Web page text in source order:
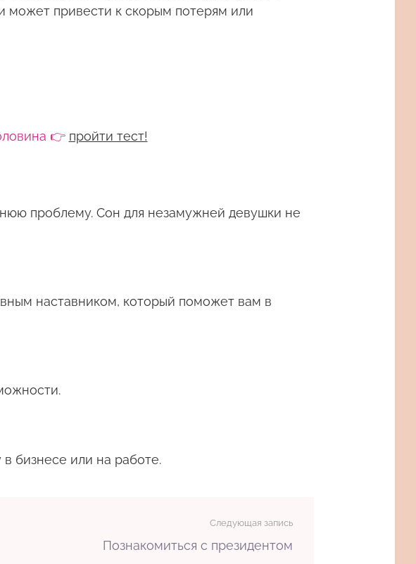
может привести к скорым потерям или
👉 пройти тест!
проблему. Сон для незамужней девушки не
наставником, который поможет вам в
бизнесе или на работе.
Следующая запись
Познакомиться с президентом